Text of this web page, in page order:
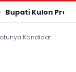
Kulon Progo
Kandidat